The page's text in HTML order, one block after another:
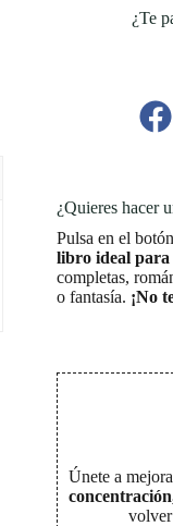
¿Te
¿Quieres hacer
Pulsa en el
libro ideal
completas,
o fantasía. ¡No
Únete a
volver